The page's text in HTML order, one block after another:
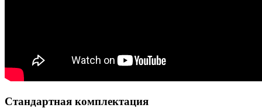
Стандартная комплектация